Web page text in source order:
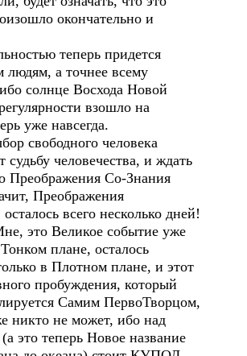
окончательно и
теперь придется
людям, а точнее всему
солнце Восхода Новой
взошло на
уже навсегда.
свободного человека
судьбу человечества, и ждать
Преображения Со-Знания
Преображения
всего несколько дней!
это Великое событие уже
плане, осталось
в Плотном плане, и этот
пробуждения, который
Самим ПервоТворцом,
никто не может, ибо над
это теперь Новое название